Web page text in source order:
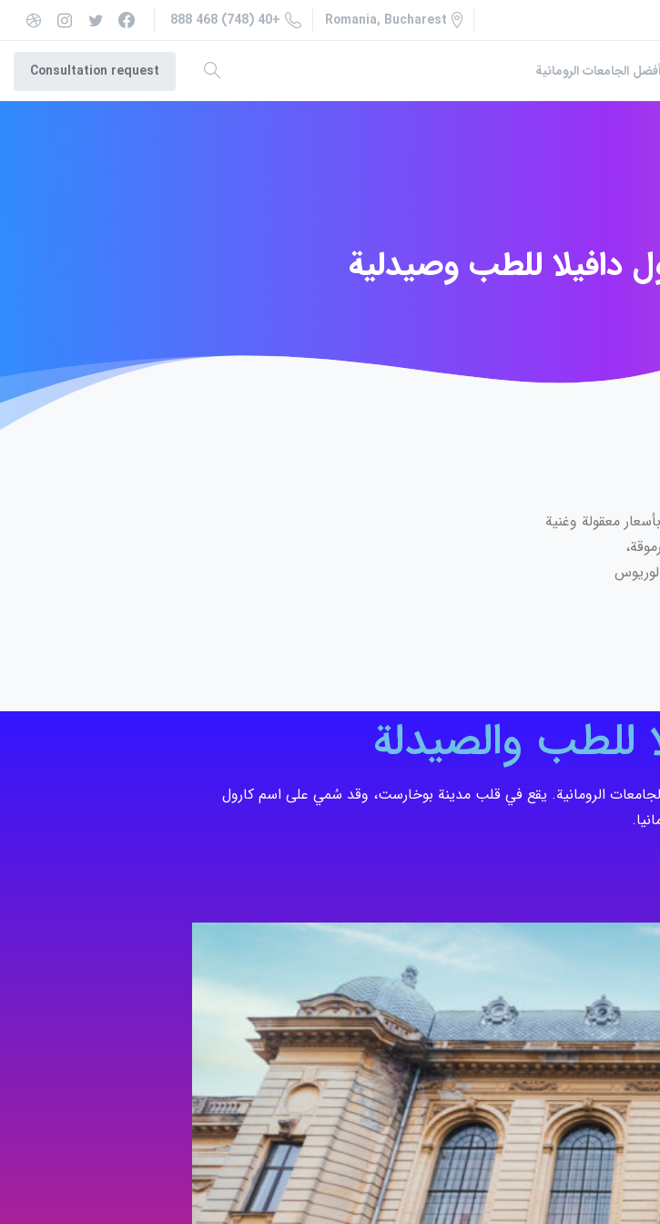
Romania, Bucharest
+40 (748) 468 888
أفضل الجامعات الرومانية Consultation request
دافيلا للطب وصيدلية
معقولة وغنية
للطب والصيدلة
من أقدم وأعرق الجامعات الرومانية. يقع في قلب مدينة بوخارست، وقد سُمي على اسم كارول